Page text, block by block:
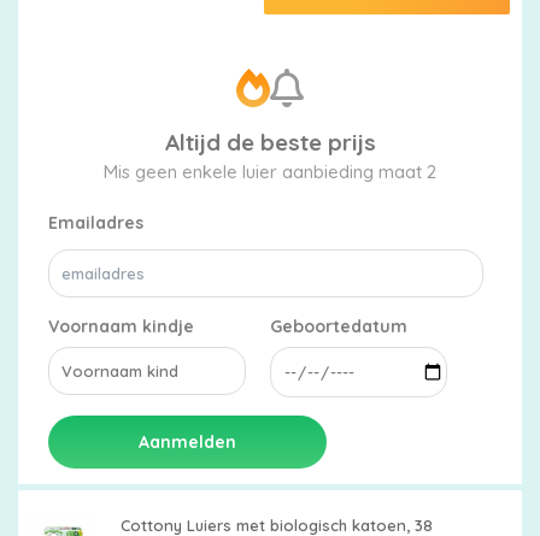
Altijd de beste prijs
Mis geen enkele luier aanbieding maat 2
Emailadres
Voornaam kindje Geboortedatum
Aanmelden
Cottony Luiers met biologisch katoen, 38